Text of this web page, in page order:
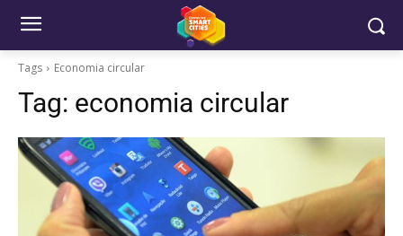
Tags Economia circular
Tag: economia circular